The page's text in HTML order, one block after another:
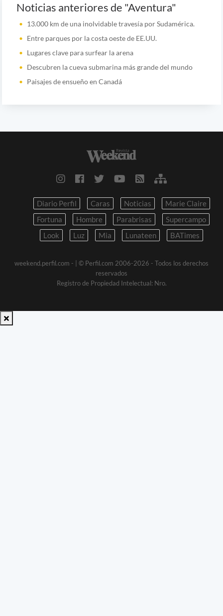
Noticias anteriores de "Aventura"
13.000 km de una inolvidable travesía por Sudamérica.
Entre parques por la costa oeste de EE.UU.
Lugares clave para surfear la arena
Descubren la cueva submarina más grande del mundo
Paisajes de ensueño en Canadá
Diario Perfil Caras Noticias
Marie Claire
Fortuna
Hombre Parabrisas
Supercampo
Look
Luz Mia Lunateen BATimes
weekend.perfil.com -
| © Perfil.com 2006-2026 - Todos los derechos
reservados
Registro de Propiedad Intelectual: Nro.